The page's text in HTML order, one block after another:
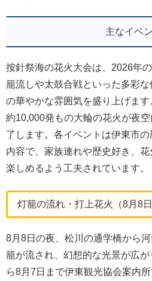
主なイベ
按針祭海の花火大会は、2026年
籠流しや太鼓合戦といった多彩
の華やかな雰囲気を盛り上げま
約10,000発もの大輪の花火が夜
了します。各イベントは伊東市
内容で、家族連れや歴史好き、
楽しめるよう工夫されています。
灯籠の流れ・打上花火（8月8日
8月8日の夜、松川の通学橋から
籠が流され、幻想的な光景が広
ら8月7日まで伊東観光協会案内